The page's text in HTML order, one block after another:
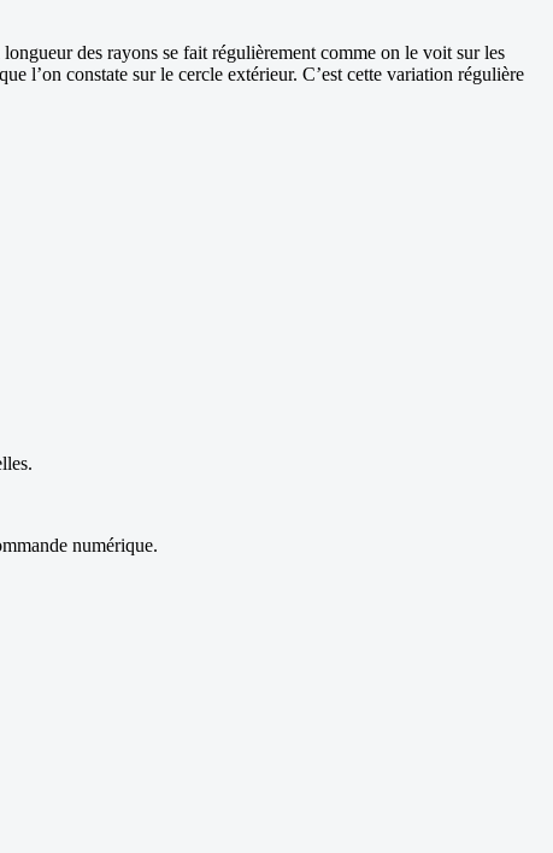
des rayons se fait régulièrement comme on le voit sur les
l’on constate sur le cercle extérieur. C’est cette variation régulière
numérique.